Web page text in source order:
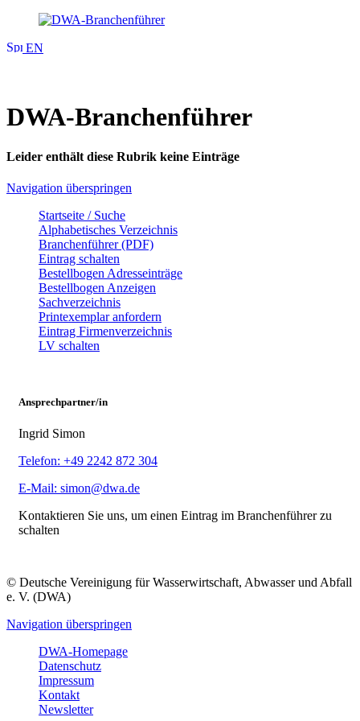
EN
DWA-Branchenführer
Leider enthält diese Rubrik keine Einträge
Navigation überspringen
Startseite / Suche
Alphabetisches Verzeichnis
Branchenführer (PDF)
Eintrag schalten
Bestellbogen Adresseinträge
Bestellbogen Anzeigen
Sachverzeichnis
Printexemplar anfordern
Eintrag Firmenverzeichnis
LV schalten
Ansprechpartner/in
Ingrid Simon
Telefon: +49 2242 872 304
E-Mail: simon@dwa.de
Kontaktieren Sie uns, um einen Eintrag im Branchenführer zu
schalten
© Deutsche Vereinigung für Wasserwirtschaft, Abwasser und Abfall
e. V. (DWA)
Navigation überspringen
DWA-Homepage
Datenschutz
Impressum
Kontakt
Newsletter